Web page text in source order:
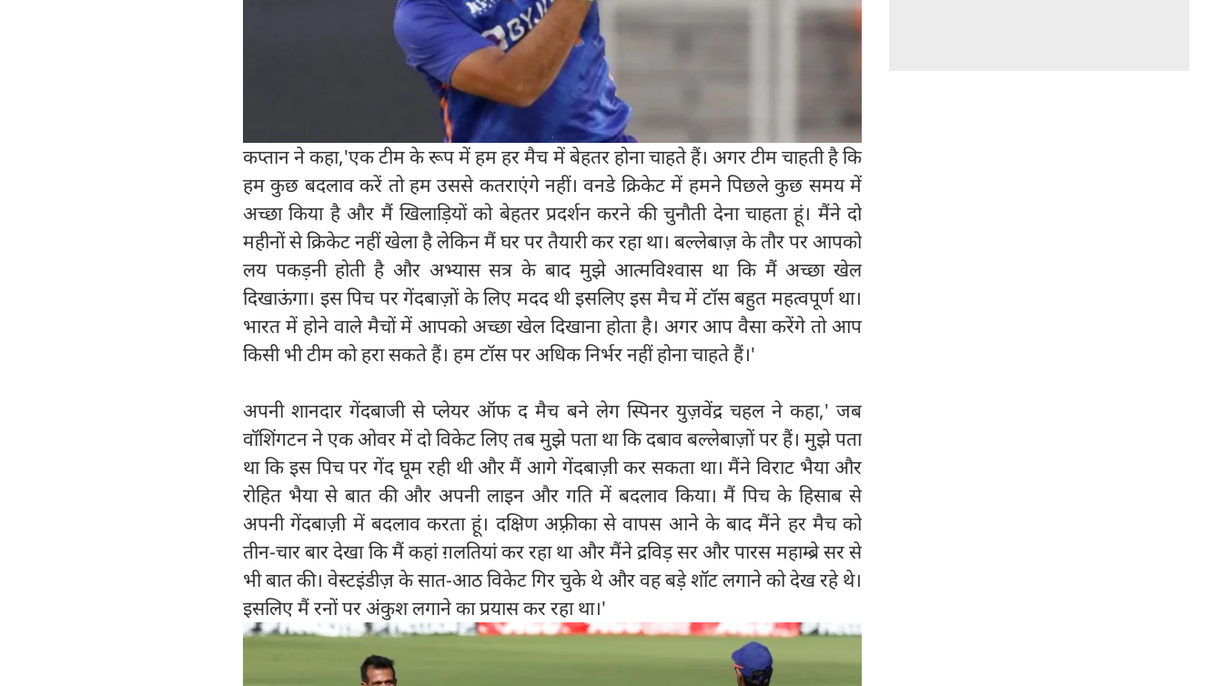
कप्तान ने कहा,'एक टीम के रूप में हम हर मैच में बेहतर होना चाहते हैं। अगर टीम चाहती है कि
हम कुछ बदलाव करें तो हम उससे कतराएंगे नहीं। वनडे क्रिकेट में हमने पिछले कुछ समय में
अच्छा किया है और मैं खिलाड़ियों को बेहतर प्रदर्शन करने की चुनौती देना चाहता हूं। मैंने दो
महीनों से क्रिकेट नहीं खेला है लेकिन मैं घर पर तैयारी कर रहा था। बल्लेबाज़ के तौर पर आपको
लय पकड़नी होती है और अभ्यास सत्र के बाद मुझे आत्मविश्वास था कि मैं अच्छा खेल
दिखाऊंगा। इस पिच पर गेंदबाज़ों के लिए मदद थी इसलिए इस मैच में टॉस बहुत महत्वपूर्ण था।
भारत में होने वाले मैचों में आपको अच्छा खेल दिखाना होता है। अगर आप वैसा करेंगे तो आप
किसी भी टीम को हरा सकते हैं। हम टॉस पर अधिक निर्भर नहीं होना चाहते हैं।'
अपनी शानदार गेंदबाजी से प्लेयर ऑफ द मैच बने लेग स्पिनर युज़वेंद्र चहल ने कहा,' जब
वॉशिंगटन ने एक ओवर में दो विकेट लिए तब मुझे पता था कि दबाव बल्लेबाज़ों पर हैं। मुझे पता
था कि इस पिच पर गेंद घूम रही थी और मैं आगे गेंदबाज़ी कर सकता था। मैंने विराट भैया और
रोहित भैया से बात की और अपनी लाइन और गति में बदलाव किया। मैं पिच के हिसाब से
अपनी गेंदबाज़ी में बदलाव करता हूं। दक्षिण अफ़्रीका से वापस आने के बाद मैंने हर मैच को
तीन-चार बार देखा कि मैं कहां ग़लतियां कर रहा था और मैंने द्रविड़ सर और पारस महाम्ब्रे सर से
भी बात की। वेस्टइंडीज़ के सात-आठ विकेट गिर चुके थे और वह बड़े शॉट लगाने को देख रहे थे।
इसलिए मैं रनों पर अंकुश लगाने का प्रयास कर रहा था।'